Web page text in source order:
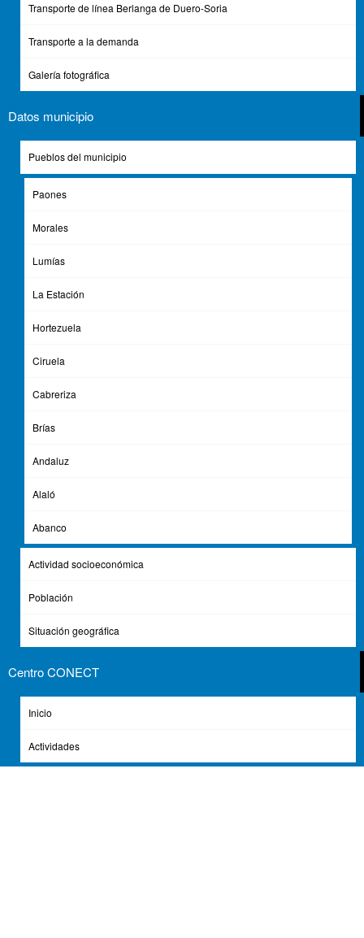
Transporte de línea Berlanga de Duero-Soria
Transporte a la demanda
Galería fotográfica
Datos municipio
Pueblos del municipio
Paones
Morales
Lumías
La Estación
Hortezuela
Ciruela
Cabreriza
Brías
Andaluz
Alaló
Abanco
Actividad socioeconómica
Población
Situación geográfica
Centro CONECT
Inicio
Actividades